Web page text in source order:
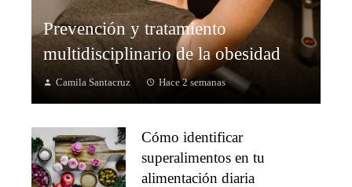
Prevención y tratamiento
multidisciplinario de la obesidad
Camila Santacruz Hace 2 semanas
Cómo identificar
superalimentos en tu
alimentación diaria